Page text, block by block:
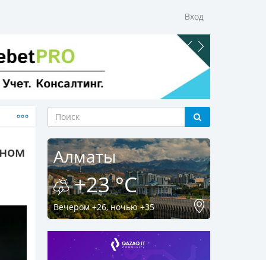
Вход
Алматы
+23 °C
Вечером +26, ночью +35